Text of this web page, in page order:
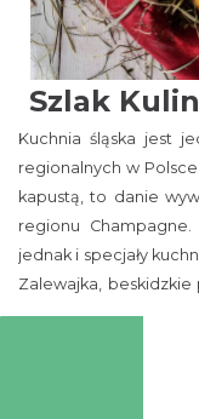
Szlak
Kuchnia śląska jest
regionalnych w
kapustą, to danie
regionu
jednak i specjały kuchni beskidzkiej, jurajskiej, czy zagłębiowskiej.
Zalewajka, beskidzkie
czy serula (rodzaj